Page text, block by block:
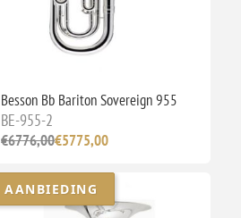
Besson Bb Bariton Sovereign 955
BE-955-2
€6776,00€5775,00
AANBIEDING